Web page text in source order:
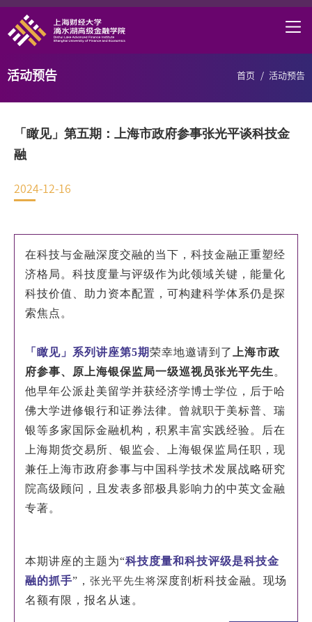
首页
学术研究
信息服务
院长邮箱
地址：上海市浦东新区海基六路99号创新魔坊三期2号楼
邮编：201306
总机：021-38221153
邮箱： dafi@sufe.edu.cn
首页 / 活动预告
活动预告
「瞰见」第五期：上海市政府参事张光平谈科技金
融
2024-12-16
在科技与金融深度交融的当下，科技金融正重塑经
济格局。 科技度量与评级作为此领域关键，能量化
科技价值、助力资本配置，可构建科学体系仍是探
索焦点。
「瞰见」系列讲座第5期荣幸地邀请到了
上海市政
府参事、原上海银保监局一级巡视员张光平先生 。
他早年公派赴美留学并获经济学博士学位，后于哈
佛大学进修银行和证券法律。 曾就职于美标普、瑞
银等多家国际金融机构，积累丰富实践经验。
后在
上海期货交易所、银监会、上海银保监局任职，现
兼任上海市政府参事与中国科学技术发展战略研究
院高级顾问，且发表多部极具影响力的中英文金融
专著。
本期讲座的主题为“科技度量和科技评级是科技金
融的抓手”， 张光平先生将深度剖析科技金融。现场
名额有限，报名从速。